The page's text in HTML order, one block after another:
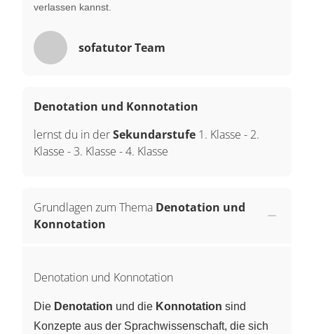
verlassen kannst.
sofatutor Team
Denotation und Konnotation
lernst du in derSekundarstufe 1. Klasse - 2.
Klasse - 3. Klasse -4. Klasse
Grundlagen zum Thema Denotation und
Konnotation
Denotation und Konnotation
Die Denotation und die Konnotation sind
Konzepte aus der Sprachwissenschaft, die sich